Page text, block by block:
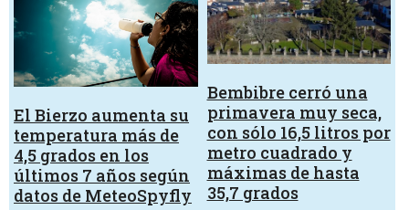
El Bierzo aumenta su
temperatura más de
4,5 grados en los
últimos 7 años según
datos de MeteoSpyfly
Bembibre cerró una
primavera muy seca,
con sólo 16,5 litros por
metro cuadrado y
máximas de hasta
35,7 grados